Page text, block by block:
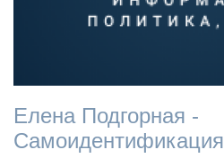
Елена Подгорная -
Cамоидентификация